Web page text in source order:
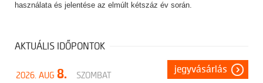
használata és jelentése az elmúlt kétszáz év során.
AKTUÁLIS IDŐPONTOK
2026. AUG 8. SZOMBAT
jegyvásárlás